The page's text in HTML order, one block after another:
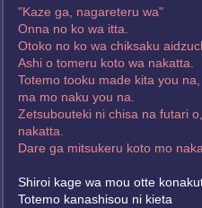
"Kaze ga, nagareteru wa"
Onna no ko wa itta.
Otoko no ko wa chiksaku
Ashi o tomeru koto wa nakatta.
Totemo tooku made kita you
ma mo naku you na.
Zetsubouteki ni chisa na futari
nakatta.
Dare ga mitsukeru koto mo
Shiroi kage wa mou otte
Totemo kanashisou ni kieta